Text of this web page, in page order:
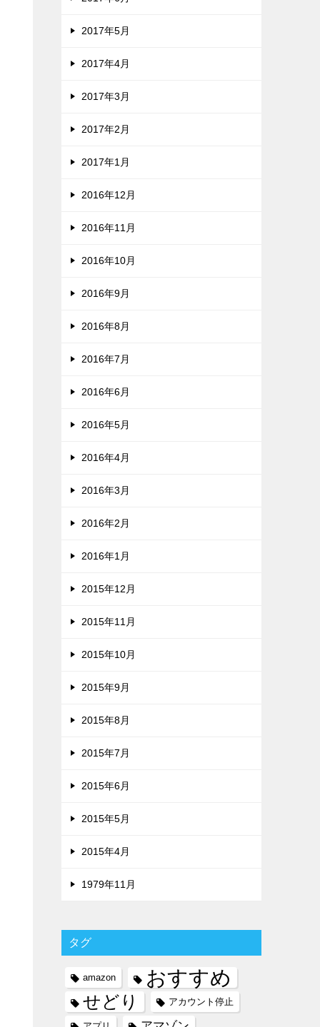
2017年5月
2017年4月
2017年3月
2017年2月
2017年1月
2016年12月
2016年11月
2016年10月
2016年9月
2016年8月
2016年7月
2016年6月
2016年5月
2016年4月
2016年3月
2016年2月
2016年1月
2015年12月
2015年11月
2015年10月
2015年9月
2015年8月
2015年7月
2015年6月
2015年5月
2015年4月
1979年11月
タグ
amazon おすすめ
せどり アカウント停止